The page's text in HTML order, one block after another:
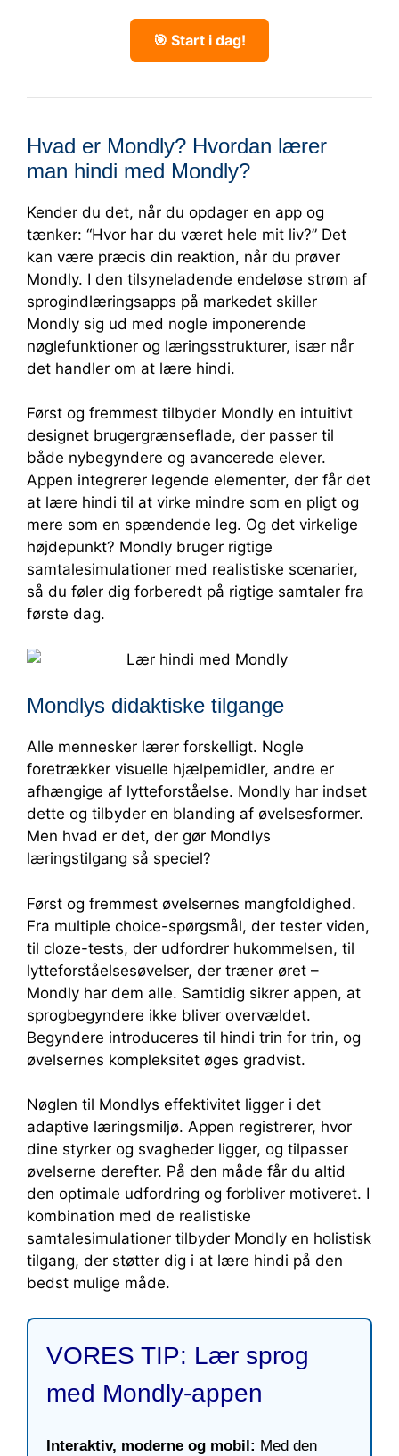
🎯 Start i dag!
Hvad er Mondly? Hvordan lærer
man hindi med Mondly?
Kender du det, når du opdager en app og
tænker: “Hvor har du været hele mit liv?” Det
kan være præcis din reaktion, når du prøver
Mondly. I den tilsyneladende endeløse strøm af
sprogindlæringsapps på markedet skiller
Mondly sig ud med nogle imponerende
nøglefunktioner og læringsstrukturer, især når
det handler om at lære hindi.
Først og fremmest tilbyder Mondly en intuitivt
designet brugergrænseflade, der passer til
både nybegyndere og avancerede elever.
Appen integrerer legende elementer, der får det
at lære hindi til at virke mindre som en pligt og
mere som en spændende leg. Og det virkelige
højdepunkt? Mondly bruger rigtige
samtalesimulationer med realistiske scenarier,
så du føler dig forberedt på rigtige samtaler fra
første dag.
Mondlys didaktiske tilgange
Alle mennesker lærer forskelligt. Nogle
foretrækker visuelle hjælpemidler, andre er
afhængige af lytteforståelse. Mondly har indset
dette og tilbyder en blanding af øvelsesformer.
Men hvad er det, der gør Mondlys
læringstilgang så speciel?
Først og fremmest øvelsernes mangfoldighed.
Fra multiple choice-spørgsmål, der tester viden,
til cloze-tests, der udfordrer hukommelsen, til
lytteforståelsesøvelser, der træner øret –
Mondly har dem alle. Samtidig sikrer appen, at
sprogbegyndere ikke bliver overvældet.
Begyndere introduceres til hindi trin for trin, og
øvelsernes kompleksitet øges gradvist.
Nøglen til Mondlys effektivitet ligger i det
adaptive læringsmiljø. Appen registrerer, hvor
dine styrker og svagheder ligger, og tilpasser
øvelserne derefter. På den måde får du altid
den optimale udfordring og forbliver motiveret. I
kombination med de realistiske
samtalesimulationer tilbyder Mondly en holistisk
tilgang, der støtter dig i at lære hindi på den
bedst mulige måde.
VORES TIP: Lær sprog
med Mondly-appen
Interaktiv, moderne og mobil: Med den